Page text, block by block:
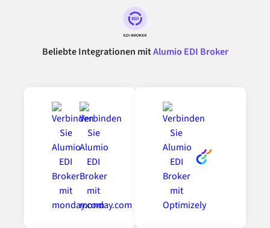
Beliebte Integrationen mitAlumio EDI Broker